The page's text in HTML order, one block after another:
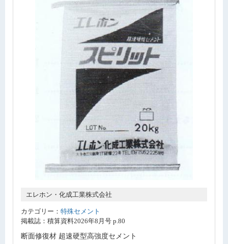
エレホン・化成工業株式会社
カテゴリー： 特殊セメント
掲載誌：積算資料2026年8月号 p.80
断面修復材 超速硬型高強度セメント